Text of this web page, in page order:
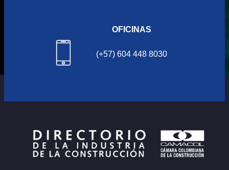
OFICINAS
(+57) 604 448 8030